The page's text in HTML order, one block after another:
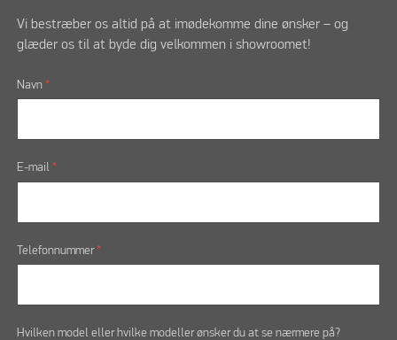
Vi bestræber os altid på at imødekomme dine ønsker – og
glæder os til at byde dig velkommen i showroomet!
Navn *
E-mail *
Telefonnummer*
Hvilken model eller hvilke modeller ønsker du at se nærmere på?